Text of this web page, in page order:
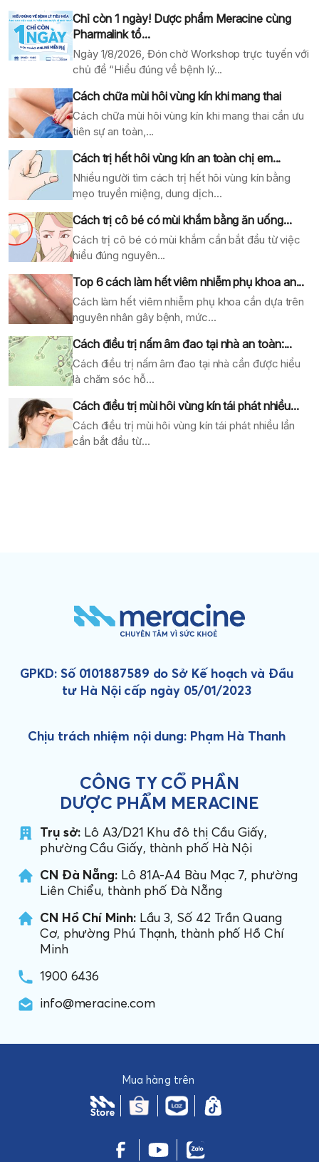
Chỉ còn 1 ngày! Dược phẩm Meracine cùng
Pharmalink tổ...
Ngày 1/8/2026, Đón chờ Workshop trực tuyến với
chủ đề “Hiểu đúng về bệnh lý...
Cách chữa mùi hôi vùng kín khi mang thai
Cách chữa mùi hôi vùng kín khi mang thai cần ưu
tiên sự an toàn,...
Cách trị hết hôi vùng kín an toàn chị em...
Nhiều người tìm cách trị hết hôi vùng kín bằng
mẹo truyền miệng, dung dịch...
Cách trị cô bé có mùi khắm bằng ăn uống...
Cách trị cô bé có mùi khắm cần bắt đầu từ việc
hiểu đúng nguyên...
Top 6 cách làm hết viêm nhiễm phụ khoa an...
Cách làm hết viêm nhiễm phụ khoa cần dựa trên
nguyên nhân gây bệnh, mức...
Cách điều trị nấm âm đao tại nhà an toàn:...
Cách điều trị nấm âm đao tại nhà cần được hiểu
là chăm sóc hỗ...
Cách điều trị mùi hôi vùng kín tái phát nhiều...
Cách điều trị mùi hôi vùng kín tái phát nhiều lần
cần bắt đầu từ...
GPKD: Số 0101887589 do Sở Kế hoạch và Đầu
tư Hà Nội cấp ngày 05/01/2023
Chịu trách nhiệm nội dung: Phạm Hà Thanh
CÔNG TY CỔ PHẦN
DƯỢC PHẨM MERACINE
Trụ sở: Lô A3/D21 Khu đô thị Cầu Giấy,
phường Cầu Giấy, thành phố Hà Nội
CN Đà Nẵng: Lô 81A-A4 Bàu Mạc 7, phường
Liên Chiểu, thành phố Đà Nẵng
CN Hồ Chí Minh:Lầu 3, Số 42 Trần Quang
Cơ, phường Phú Thạnh, thành phố Hồ Chí
Minh
1900 6436
info@meracine.com
Mua hàng trên